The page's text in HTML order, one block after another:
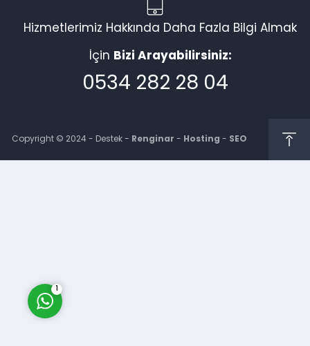
Hizmetlerimiz Hakkında Daha Fazla Bilgi Almak
İçin Bizi Arayabilirsiniz:
0534 282 28 04
Copyright © 2024 - Destek - Renginar - Hosting - SEO